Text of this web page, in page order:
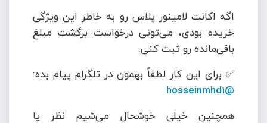
اگه اکانت لامینور پلاس رو به خاطر این ویژگی
خریده بودی، می‌تونی درخواست برگشت مبلغ
باقی‌مانده رو ثبت کنی.
✅ برای این کار لطفاً بهمون در تلگرام پیام بده:
@hosseinmhd1
همچنین خیلی خوشحال می‌شیم نظر یا